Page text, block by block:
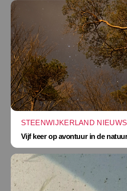
STEENWIJKERLAND NIEUWS
Vijf keer op avontuur in de